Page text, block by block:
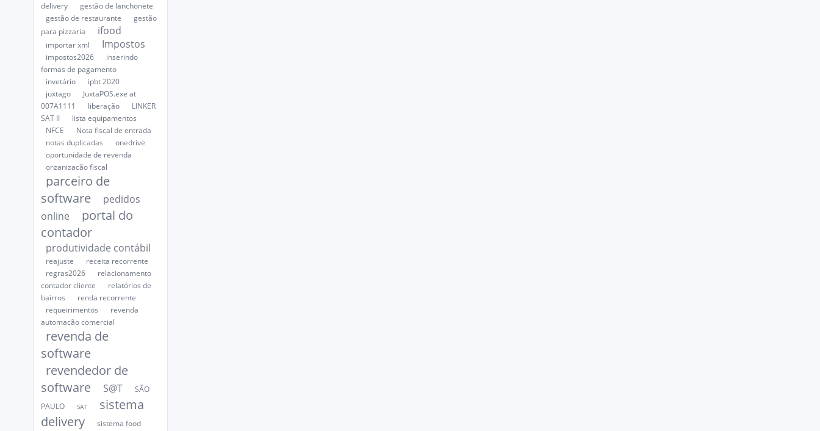
delivery
gestão de lanchonete
gestão de restaurante
gestão
para pizzaria
ifood
importar xml Impostos
impostos2026
inserindo
formas de pagamento
invetário
ipbt 2020
juxtago
JuxtaPOS.exe at
007A1111
liberação
LINKER
SAT II
lista equipamentos
NFCE
Nota fiscal de entrada
notas duplicadas
onedrive
oportunidade de revenda
organização fiscal
parceiro de
software
pedidos
online
portal do
contador
produtividade contábil
reajuste
receita recorrente
regras2026
relacionamento
contador cliente
relatórios de
bairros
renda recorrente
requeirimentos
revenda
automação comercial
revenda de
software
revendedor de
software
S@T
SÃO
PAULO
SAT
sistema
delivery
sistema food